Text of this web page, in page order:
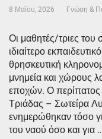
8 Μαΐου, 2026 Γνώση &
Οι μαθητές/τριες
ιδιαίτερο
θρησκευτική
μνημεία και χώρους
εποχών. Ο περίπατος
Τριάδας – Σωτείρα
ενημερώθηκαν τόσο
του ναού όσο και για